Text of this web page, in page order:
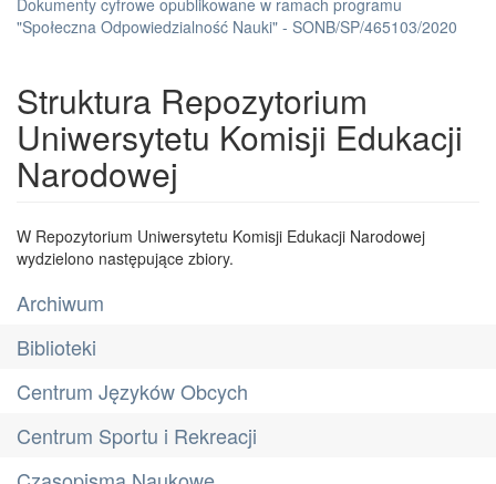
Dokumenty cyfrowe opublikowane w ramach programu
"Społeczna Odpowiedzialność Nauki" - SONB/SP/465103/2020
Struktura Repozytorium
Uniwersytetu Komisji Edukacji
Narodowej
W Repozytorium Uniwersytetu Komisji Edukacji Narodowej
wydzielono następujące zbiory.
Archiwum
Biblioteki
Centrum Języków Obcych
Centrum Sportu i Rekreacji